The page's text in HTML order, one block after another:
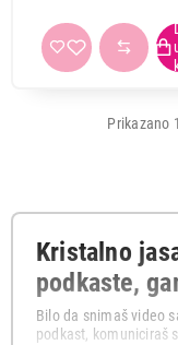
Prikazano
Kristalno
podkaste,
Bilo da snimaš video
podkast, komuniciraš